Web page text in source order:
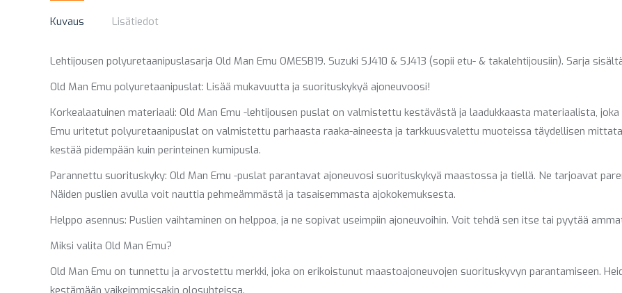
Kuvaus Lisätiedot
Lehtijousen polyuretaanipuslasarja Old Man Emu OMESB19. Suzuki SJ410 & SJ413 (sopii etu- & takalehtijousiin). Sarja
Old Man Emu polyuretaanipuslat: Lisää mukavuutta ja suorituskykyä ajoneuvoosi!
Korkealaatuinen materiaali: Old Man Emu -lehtijousen puslat on valmistettu kestävästä ja laadukkaasta materiaalista,
Emu uritetut polyuretaanipuslat on valmistettu parhaasta raaka-aineesta ja tarkkuusvalettu muoteissa täydellisen
kestää pidempään kuin perinteinen kumipusla.
Parannettu suorituskyky: Old Man Emu -puslat parantavat ajoneuvosi suorituskykyä maastossa ja tiellä. Ne tarjoavat
Näiden puslien avulla voit nauttia pehmeämmästä ja tasaisemmasta ajokokemuksesta.
Helppo asennus: Puslien vaihtaminen on helppoa, ja ne sopivat useimpiin ajoneuvoihin. Voit tehdä sen itse tai pyytää
Miksi valita Old Man Emu?
Old Man Emu on tunnettu ja arvostettu merkki, joka on erikoistunut maastoajoneuvojen suorituskyvyn parantamiseen.
kestämään vaikeimmissakin olosuhteissa.